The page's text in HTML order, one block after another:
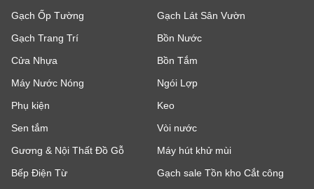
Gạch Ốp Tường
Gạch Lát Sân Vườn
Gạch Trang Trí
Bồn Nước
Cửa Nhựa
Bồn Tắm
Máy Nước Nóng
Ngói Lợp
Phụ kiện
Keo
Sen tắm
Vòi nước
Gương & Nội Thất Đồ Gỗ
Máy hút khử mùi
Bếp Điện Từ
Gạch sale Tồn kho Cắt công